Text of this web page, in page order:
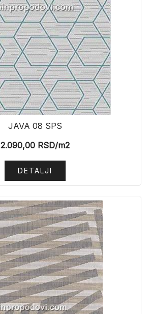
JAVA 08 SPS
2.090,00 RSD/m2
DETALJI